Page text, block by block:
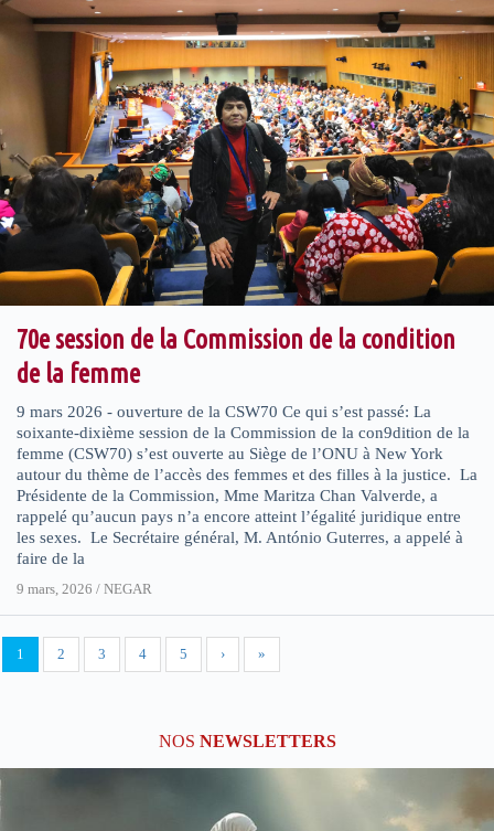
70e session de la Commission de la condition
de la femme
9 mars 2026 - ouverture de la CSW70 Ce qui s’est passé: La
soixante-dixième session de la Commission de la con9dition de la
femme (CSW70) s’est ouverte au Siège de l’ONU à New York
autour du thème de l’accès des femmes et des filles à la justice. La
Présidente de la Commission, Mme Maritza Chan Valverde, a
rappelé qu’aucun pays n’a encore atteint l’égalité juridique entre
les sexes. Le Secrétaire général, M. António Guterres, a appelé à
faire de la
9 mars, 2026 / NEGAR
1 2 3 4 5 › »
NOS NEWSLETTERS